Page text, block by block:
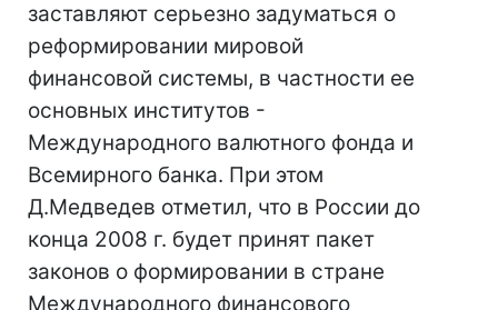
заставляют серьезно задуматься о
реформировании мировой
финансовой системы, в частности ее
основных институтов -
Международного валютного фонда и
Всемирного банка. При этом
Д.Медведев отметил, что в России до
конца 2008 г. будет принят пакет
законов о формировании в стране
Международного финансового